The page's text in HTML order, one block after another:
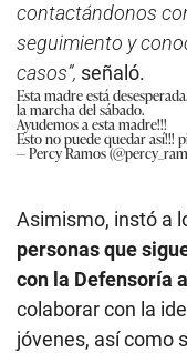
contactándonos
seguimiento y
casos”, señaló.
Esta madre está
la marcha del sábado.
Ayudemos a esta madre!!!
Esto no puede quedar así!!!
— Percy Ramos
Asimismo, instó a
personas que
con la Defensoría
colaborar con la
jóvenes, así como